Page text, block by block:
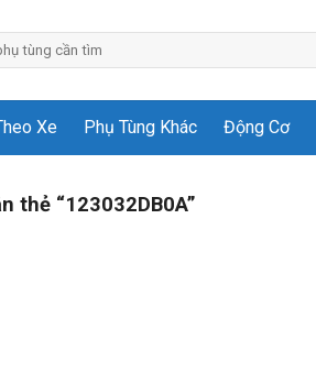
Xe Phụ Tùng Khác Động Cơ
thẻ “123032DB0A”